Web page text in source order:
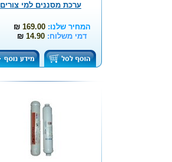
ערכת מסננים למי צורים
המחיר שלנו: 169.00
₪
דמי משלוח: 14.90
₪